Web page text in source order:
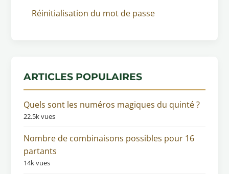
Réinitialisation du mot de passe
ARTICLES POPULAIRES
Quels sont les numéros magiques du quinté ?
22.5k vues
Nombre de combinaisons possibles pour 16
partants
14k vues